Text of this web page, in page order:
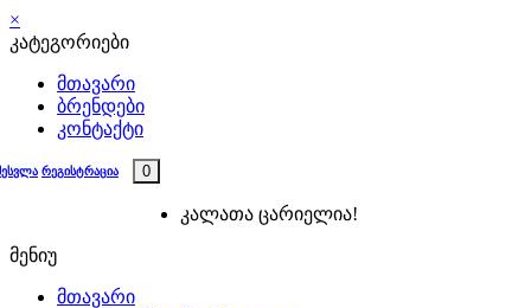
×
კატეგორიები
მთავარი
ბრენდები
კონტაქტი
რეგისტრაცია 0
კალათა ცარიელია!
მენიუ
მთავარი